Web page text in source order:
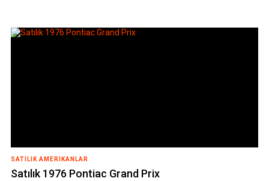
SATILIK AMERIKANLAR
Satılık 1976 Pontiac Grand Prix